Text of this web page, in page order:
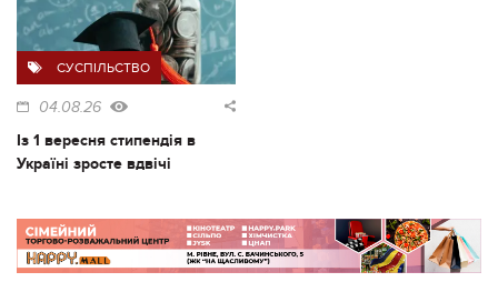
СУСПІЛЬСТВО
04.08.26
Із 1 вересня стипендія в
Україні зросте вдвічі